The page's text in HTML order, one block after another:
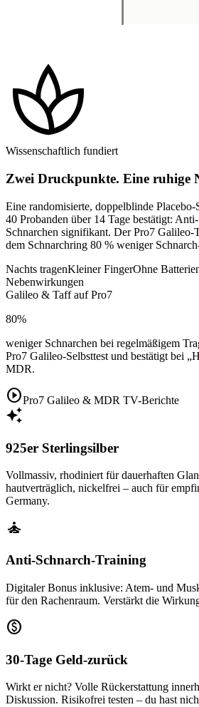
spa
Wissenschaftlich fundiert
Zwei Druckpunkte. Eine ruhige
Eine randomisierte, doppelblinde
40 Probanden über 14 Tage bestätigt:
Schnarchen signifikant. Der Pro7 Galileo-
dem Schnarchring 80 % weniger
Nachts tragenKleiner FingerOhne
Nebenwirkungen
Galileo & Taff auf Pro7
80%
weniger Schnarchen bei regelmäßigem
Pro7 Galileo-Selbsttest und bestätigt bei
MDR.
play_circlePro7 Galileo & MDR TV-Berichte
auto_awesome
925er Sterlingsilber
Vollmassiv, rhodiniert für dauerhaften
hautverträglich, nickelfrei – auch für
Germany.
self_improvement
Anti-Schnarch-Training
Digitaler Bonus inklusive: Atem- und
für den Rachenraum. Verstärkt die
paid
30-Tage Geld-zurück
Wirkt er nicht? Volle Rückerstattung
Diskussion. Risikofrei testen – du hast